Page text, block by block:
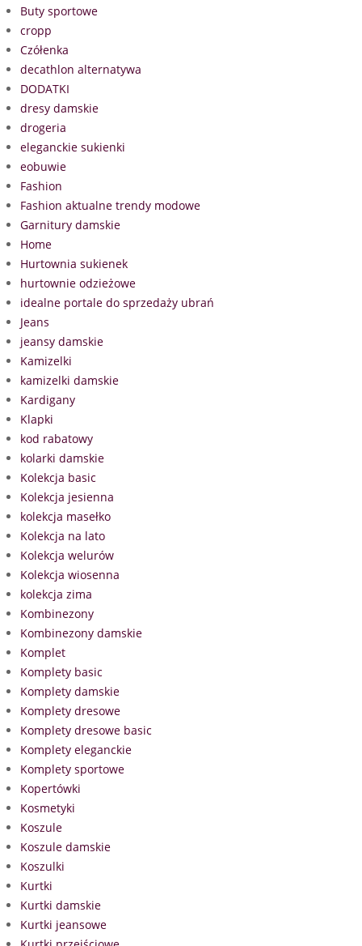
Buty sportowe
cropp
Czółenka
decathlon alternatywa
DODATKI
dresy damskie
drogeria
eleganckie sukienki
eobuwie
Fashion
Fashion aktualne trendy modowe
Garnitury damskie
Home
Hurtownia sukienek
hurtownie odzieżowe
idealne portale do sprzedaży ubrań
Jeans
jeansy damskie
Kamizelki
kamizelki damskie
Kardigany
Klapki
kod rabatowy
kolarki damskie
Kolekcja basic
Kolekcja jesienna
kolekcja masełko
Kolekcja na lato
Kolekcja welurów
Kolekcja wiosenna
kolekcja zima
Kombinezony
Kombinezony damskie
Komplet
Komplety basic
Komplety damskie
Komplety dresowe
Komplety dresowe basic
Komplety eleganckie
Komplety sportowe
Kopertówki
Kosmetyki
Koszule
Koszule damskie
Koszulki
Kurtki
Kurtki damskie
Kurtki jeansowe